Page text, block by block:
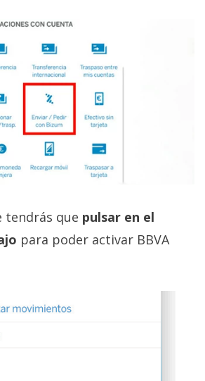
tendrás que pulsar en el
para poder activar BBVA